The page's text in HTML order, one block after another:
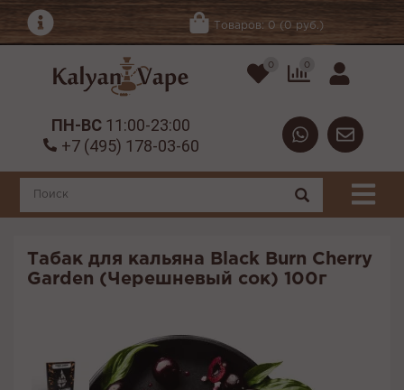
Товаров: 0 (0 руб.)
0 0
ПН-ВС 11:00-23:00
+7 (495) 178-03-60
Табак для кальяна Black Burn Cherry
Garden (Черешневый сок) 100г